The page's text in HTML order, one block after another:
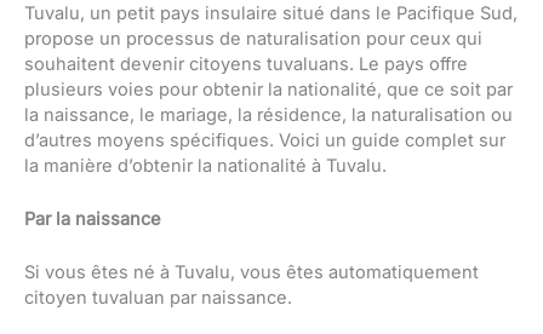
Tuvalu, un petit pays insulaire situé dans le Pacifique Sud,
propose un processus de naturalisation pour ceux qui
souhaitent devenir citoyens tuvaluans. Le pays offre
plusieurs voies pour obtenir la nationalité, que ce soit par
la naissance, le mariage, la résidence, la naturalisation ou
d’autres moyens spécifiques. Voici un guide complet sur
la manière d’obtenir la nationalité à Tuvalu.
Par la naissance
Si vous êtes né à Tuvalu, vous êtes automatiquement
citoyen tuvaluan par naissance.